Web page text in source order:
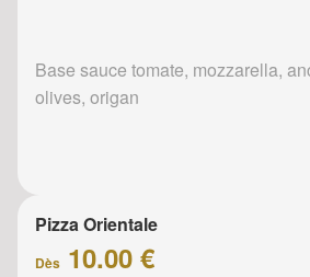
Base sauce tomate, mozzarella,
olives, origan
Pizza Orientale
Dès 10.00 €